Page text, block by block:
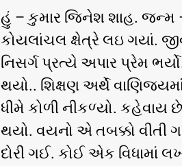
હું – કુમાર જિનેશ શાહ. જન્મ
કોયલાંચલ ક્ષેત્રે લઇ ગયાં.
નિસર્ગ પ્રત્યે અપાર પ્રેમ
થયો.. શિક્ષણ અર્થે
ધીમે કોળી નીકળ્યો. કહેવાય
થયો. વયનો એ તબક્કો વીતી
દોરી ગઈ. કોઈ એક વિધામાં